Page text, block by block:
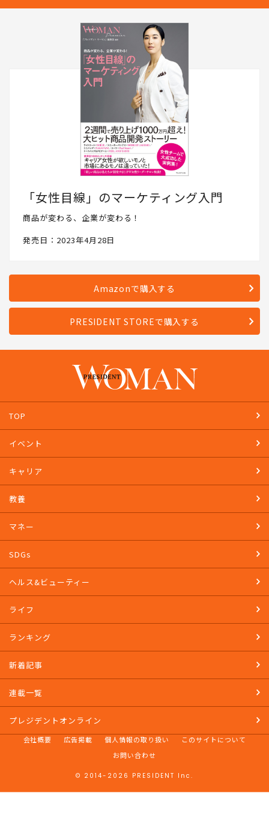
「女性目線」のマーケティング入門
商品が変わる、企業が変わる！
発売日：2023年4月28日
Amazonで購入する
PRESIDENT STOREで購入する
TOP
イベント
キャリア
教養
マネー
SDGs
ヘルス&ビューティー
ライフ
ランキング
新着記事
連載一覧
プレジデントオンライン
会社概要 広告掲載 個人情報の取り扱い
このサイトについて
お問い合わせ
© 2014-2026 PRESIDENT Inc.